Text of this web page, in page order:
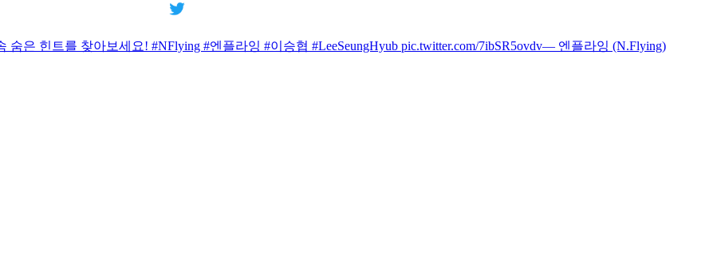
은 힌트를 찾아보세요! #NFlying #엔플라잉 #이승협 #LeeSeungHyub pic.twitter.com/7ibSR5ovdv— 엔플라잉 (N.Flying)